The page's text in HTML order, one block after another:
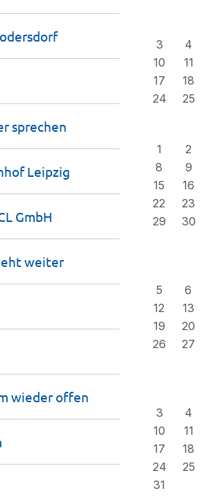
3
4
10
11
17
18
24
25
1
2
8
9
15
16
22
23
29
30
5
6
12
13
19
20
26
27
3
4
10
11
17
18
24
25
31
sprechen
Leipzig
GmbH
weiter
wieder offen